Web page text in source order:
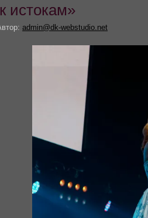
истокам»
admin@dk-webstudio.net